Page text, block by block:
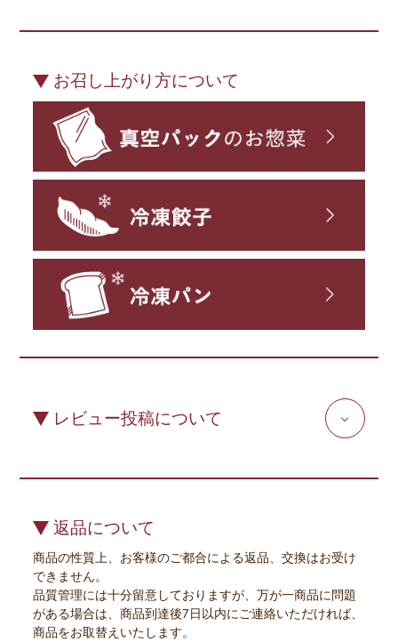
お召し上がり方について
レビュー投稿について
返品について
商品の性質上、お客様のご都合による返品、交換はお受け
できません。
品質管理には十分留意しておりますが、万が一商品に問題
がある場合は、商品到達後7日以内にご連絡いただければ、
商品をお取替えいたします。